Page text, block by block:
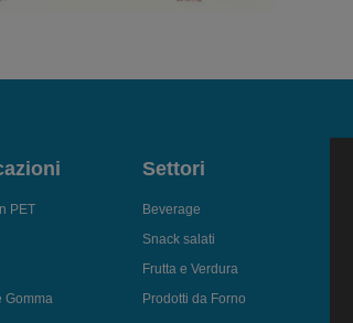
PET
Gomma
Settori
Beverage
Snack salati
Frutta e Verdura
Prodotti da Forno